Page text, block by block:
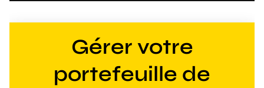
Gérer votre
portefeuille de